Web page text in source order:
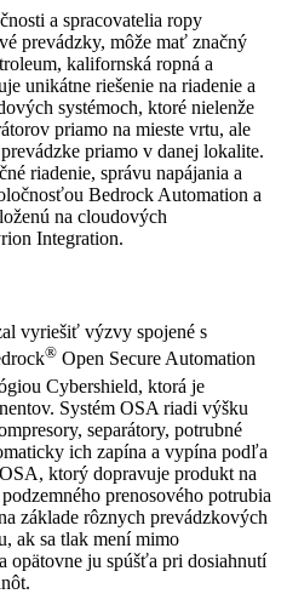
a spracovatelia ropy
prevádzky, môže mať značný
kalifornská ropná a
unikátne riešenie na riadenie a
systémoch, ktoré nielenže
priamo na mieste vrtu, ale
priamo v danej lokalite.
riadenie, správu napájania a
Bedrock Automation a
na cloudových
Integration.
vyriešiť výzvy spojené s
® Open Secure Automation
Cybershield, ktorá je
Systém OSA riadi výšku
separátory, potrubné
ich zapína a vypína podľa
ktorý dopravuje produkt na
prenosového potrubia
základe rôznych prevádzkových
ak sa tlak mení mimo
opätovne ju spúšťa pri dosiahnutí